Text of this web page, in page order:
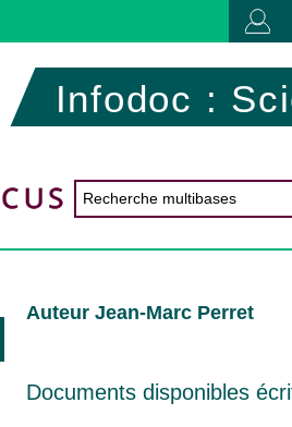
Infodoc :
Auteur Jean-Marc Perret
Documents disponibles